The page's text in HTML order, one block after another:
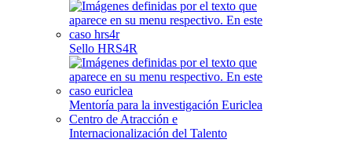
Sello HRS4R
Mentoría para la investigación Euriclea
Centro de Atracción e
Internacionalización del Talento